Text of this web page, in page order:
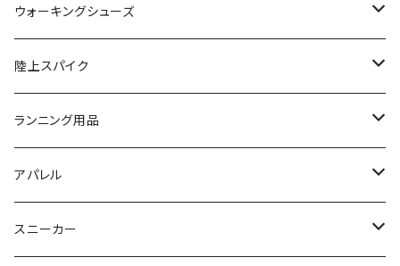
NISHI（ニシ）
FOOTMAX（フットマックス）
SIDAS（シダス）
MIZUNO（ミズノ）
THE NORTH FACE
asics
adidas
THE NORTH FACE
adidas
asics
YONEX
MIZUNO
new balance
On
VIKING
ウォーキングシューズ
YONEX
On
VIKING
陸上スパイク
asics
adidas
MIZUNO
ランニング用品
インソール
シダス
ソックス
アパレル
SAYSKY
スニーカー